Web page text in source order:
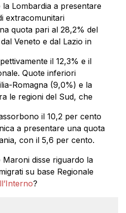
Lombardia a presentare
extracomunitari
quota pari al 28,2% del
Veneto e dal Lazio in
il 12,3% e il
Quote inferiori
Romagna (9,0%) e la
le regioni del Sud, che
il 10,2 per cento
a presentare una quota
con il 5,6 per cento.
disse riguardo la
su base Regionale
?